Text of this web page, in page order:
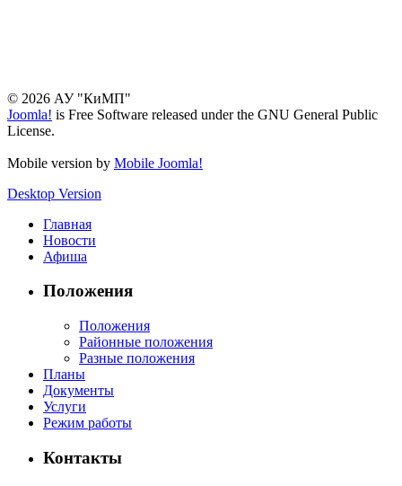
© 2026 АУ "КиМП"
Joomla! is Free Software released under the GNU General Public
License.
Mobile version by Mobile Joomla!
Desktop Version
Главная
Новости
Афиша
Положения
Положения
Районные положения
Разные положения
Планы
Документы
Услуги
Режим работы
Контакты